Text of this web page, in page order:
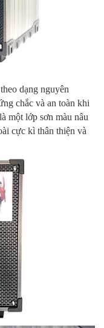
dạng nguyên
chắc và an toàn khi
một lớp sơn màu nâu
cực kì thân thiện và